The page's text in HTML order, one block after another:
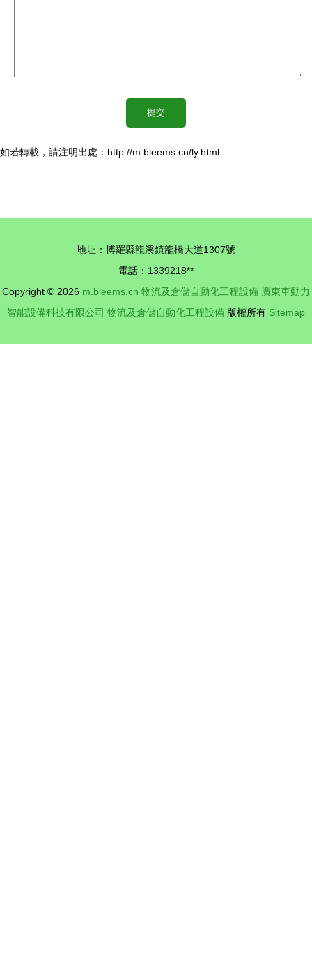
如若轉載，請注明出處：http://m.bleems.cn/ly.html
地址：博羅縣龍溪鎮龍橋大道1307號
電話：1339218**
Copyright © 2026 m.bleems.cn 物流及倉儲自動化工程設備 廣東車動力
智能設備科技有限公司 物流及倉儲自動化工程設備 版權所有 Sitemap